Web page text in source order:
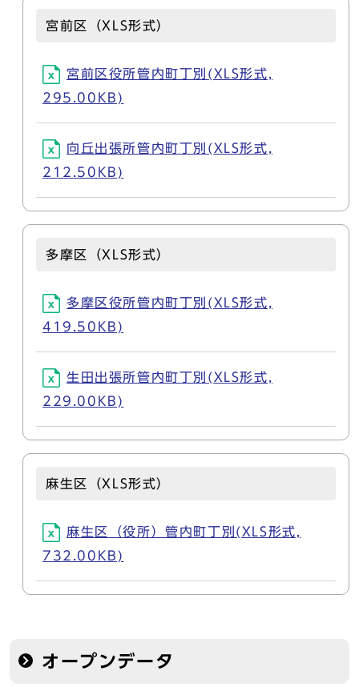
宮前区（XLS形式）
宮前区役所管内町丁別(XLS形式,
295.00KB)
向丘出張所管内町丁別(XLS形式,
212.50KB)
多摩区（XLS形式）
多摩区役所管内町丁別(XLS形式,
419.50KB)
生田出張所管内町丁別(XLS形式,
229.00KB)
麻生区（XLS形式）
麻生区（役所）管内町丁別(XLS形式,
732.00KB)
オープンデータ